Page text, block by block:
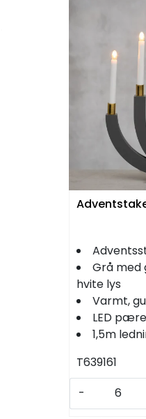
Grå med
hvite lys
Varmt,
LED
1,5m
T639161
-